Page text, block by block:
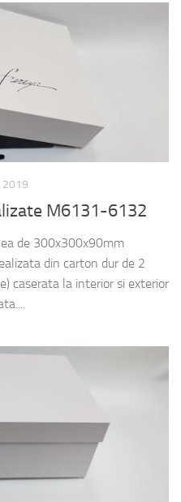
2019
M6131-6132
de 300x300x90mm
din carton dur de 2
caserata la interior si exterior